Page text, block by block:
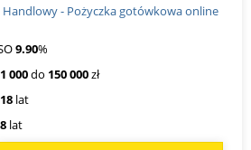
Handlowy - Pożyczka gotówkowa online
9.90%
1 000do 150 000zł
18 lat
8 lat